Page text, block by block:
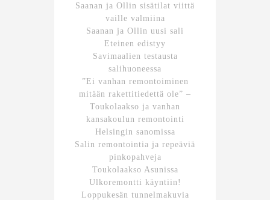
Saanan ja Ollin sisätilat viittä
vaille valmiina
Saanan ja Ollin uusi sali
Eteinen edistyy
Savimaalien testausta
salihuoneessa
”Ei vanhan remontoiminen
mitään rakettitiedettä ole” –
Toukolaakso ja vanhan
kansakoulun remontointi
Helsingin sanomissa
Salin remontointia ja repeäviä
pinkopahveja
Toukolaakso Asunissa
Ulkoremontti käyntiin!
Loppukesän tunnelmakuvia